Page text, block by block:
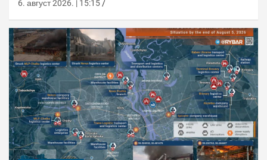
6. август 2026. | 15:15